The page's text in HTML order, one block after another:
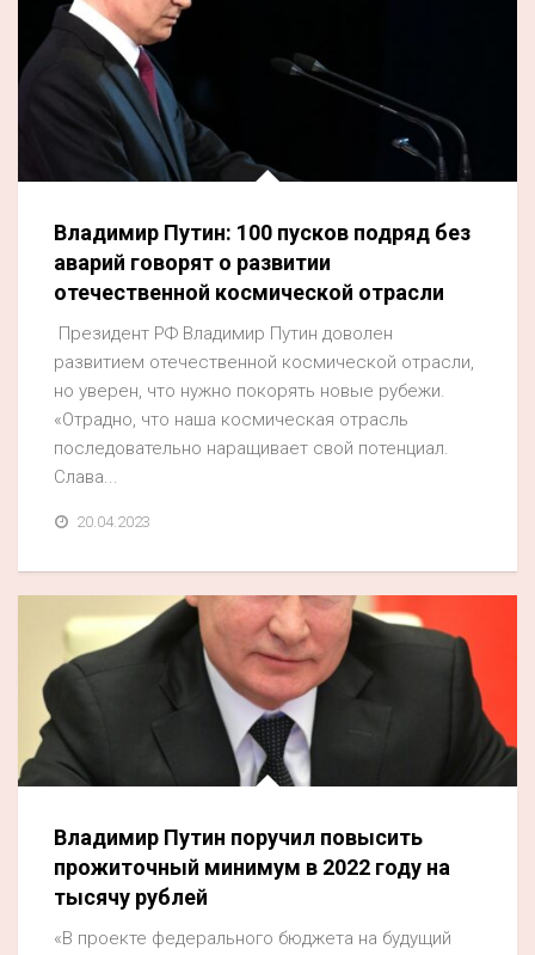
Владимир Путин: 100 пусков подряд без
аварий говорят о развитии
отечественной космической отрасли
Президент РФ Владимир Путин доволен
развитием отечественной космической отрасли,
но уверен, что нужно покорять новые рубежи.
«Отрадно, что наша космическая отрасль
последовательно наращивает свой потенциал.
Слава...
20.04.2023
Владимир Путин поручил повысить
прожиточный минимум в 2022 году на
тысячу рублей
«В проекте федерального бюджета на будущий